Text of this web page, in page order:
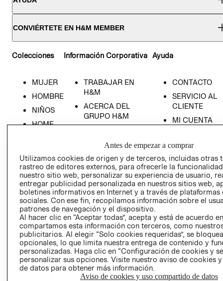
CONVIÉRTETE EN H&M MEMBER
Colecciones
MUJER
HOMBRE
NIÑOS
HOME
Información Corporativa
TRABAJAR EN
H&M
ACERCA DEL
GRUPO H&M
PRENSA
RELACIÓN CON
INVERSIONISTAS
POLÍTICA
EMPRESARIAL
Ayuda
CONTACTO
SERVICIO AL
CLIENTE
MI CUENTA
TIENDAS
- RETIRO EN
TIENDA
TÉRMINOS Y
CONDICIONES
AVISO DE
PRIVACIDAD
GIFT CARD
AVISO DE
COOKIES
Antes de empezar a comprar
Utilizamos cookies de origen y de terceros, incluidas otras
rastreo de editores externos, para ofrecerle la
nuestro sitio web, personalizar su experiencia de usuario,
entregar publicidad personalizada en nuestros sitios web,
boletines informativos en Internet y a través de plataformas
sociales. Con ese fin, recopilamos información sobre el
patrones de navegación y el dispositivo.
Al hacer clic en “Aceptar todas”, acepta y está de acuerdo
compartamos esta información con terceros, como
publicitarios. Al elegir “Solo cookies requeridas”, se
opcionales, lo que limita nuestra entrega de contenido y
personalizadas. Haga clic en “Configuración de cookies y
personalizar sus opciones. Visite nuestro aviso de cookies
de datos para obtener más información.
Aviso de cookies y uso compartido de datos